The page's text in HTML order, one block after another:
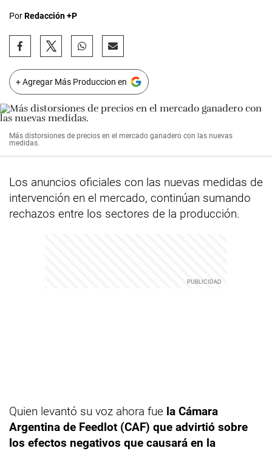
PorRedacción +P
+ Agregar Más Produccion en
Más distorsiones de precios en el mercado ganadero con las nuevas
medidas.
Los anuncios oficiales con las nuevas medidas de
intervención en el mercado, continúan sumando
rechazos entre los sectores de la producción.
Quien levantó su voz ahora fue la Cámara
Argentina de Feedlot (CAF) que advirtió sobre
los efectos negativos que causará en la